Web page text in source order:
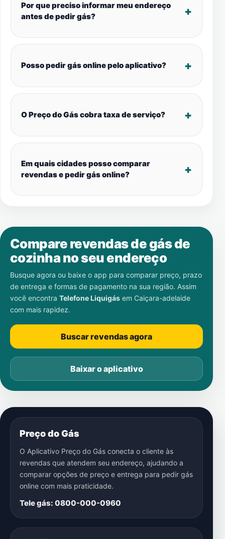
Por que preciso informar meu endereço
antes de pedir gás?
Posso pedir gás online pelo aplicativo?
O Preço do Gás cobra taxa de serviço?
Em quais cidades posso comparar
revendas e pedir gás online?
Compare revendas de gás de
cozinha no seu endereço
Busque agora ou baixe o app para comparar preço, prazo
de entrega e formas de pagamento na sua região. Assim
você encontra Telefone Liquigás em Caiçara-adelaide
com mais rapidez.
Buscar revendas agora
Baixar o aplicativo
Preço do Gás
O Aplicativo Preço do Gás conecta o cliente às
revendas que atendem seu endereço, ajudando a
comparar opções de preço e entrega para pedir gás
online com mais praticidade.
Tele gás: 0800-000-0960